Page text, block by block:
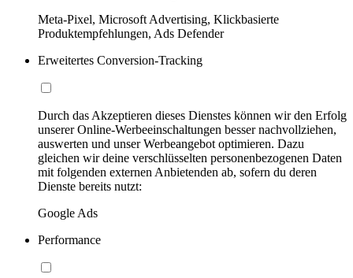
Meta-Pixel, Microsoft Advertising, Klickbasierte
Produktempfehlungen, Ads Defender
Erweitertes Conversion-Tracking
Durch das Akzeptieren dieses Dienstes können wir den Erfolg
unserer Online-Werbeeinschaltungen besser nachvollziehen,
auswerten und unser Werbeangebot optimieren. Dazu
gleichen wir deine verschlüsselten personenbezogenen Daten
mit folgenden externen Anbietenden ab, sofern du deren
Dienste bereits nutzt:
Google Ads
Performance